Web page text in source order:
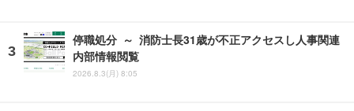
停職処分 ～ 消防士長31歳が不正アクセスし人事関連
内部情報閲覧
2026.8.3(月) 8:05